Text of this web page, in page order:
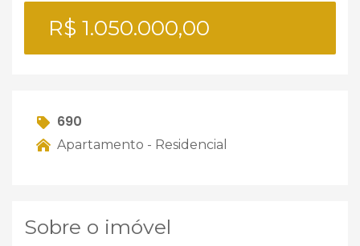
R$ 1.050.000,00
690
Apartamento - Residencial
Sobre o imóvel